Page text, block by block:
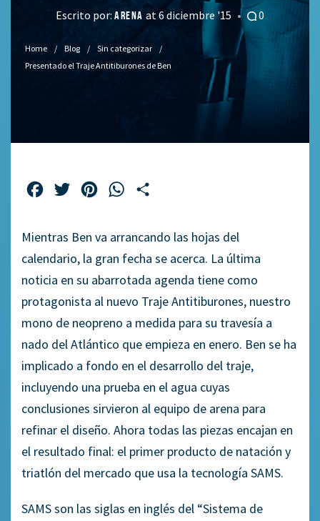
Escrito por: ARENA at 6 diciembre '15 0
Home Blog
Sin categorizar
Presentado el Traje Antitiburones de Ben
FacebookTwitterPinterestWhatsApp
Mientras Ben va arrancando las hojas del
calendario, la gran fecha se acerca. La última
noticia en su abarrotada agenda tiene como
protagonista al nuevo Traje Antitiburones, nuestro
mono de neopreno a medida para su travesía a
nado del Atlántico que empieza en enero. Ben se ha
implicado a fondo en el desarrollo del traje,
incluyendo una prueba en el agua cuyas
conclusiones sirvieron al equipo de arena para
refinar el diseño. Ahora todas las piezas encajan en
el resultado final: el primer producto de natación y
triatlón del mercado que usa la tecnología SAMS.
SAMS son las siglas en inglés del “Sistema de